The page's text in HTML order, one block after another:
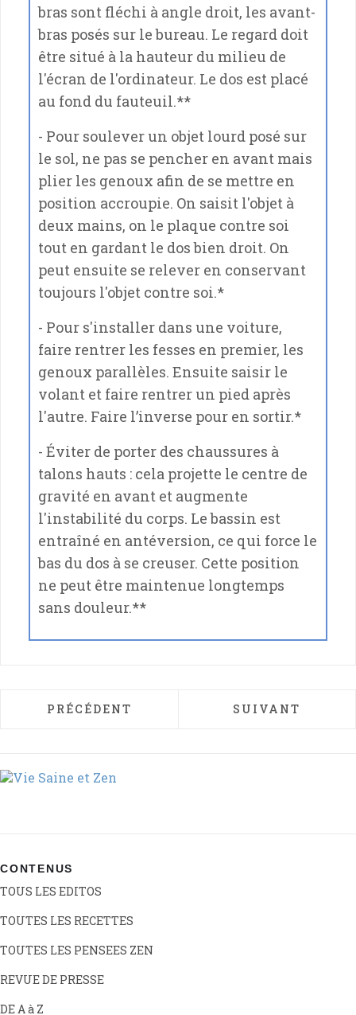
bras sont fléchi à angle droit, les avant-
bras posés sur le bureau. Le regard doit
être situé à la hauteur du milieu de
l'écran de l'ordinateur. Le dos est placé
au fond du fauteuil.**
- Pour soulever un objet lourd posé sur
le sol, ne pas se pencher en avant mais
plier les genoux afin de se mettre en
position accroupie. On saisit l'objet à
deux mains, on le plaque contre soi
tout en gardant le dos bien droit. On
peut ensuite se relever en conservant
toujours l'objet contre soi.*
- Pour s'installer dans une voiture,
faire rentrer les fesses en premier, les
genoux parallèles. Ensuite saisir le
volant et faire rentrer un pied après
l'autre. Faire l’inverse pour en sortir.*
- Éviter de porter des chaussures à
talons hauts : cela projette le centre de
gravité en avant et augmente
l'instabilité du corps. Le bassin est
entraîné en antéversion, ce qui force le
bas du dos à se creuser. Cette position
ne peut être maintenue longtemps
sans douleur.**
ARTICLE PRÉCÉDENT : MANGER SAIN ET
PRÉCÉDENT ARTICLE
SUIVANT
CONTENUS
TOUS LES EDITOS
TOUTES LES RECETTES
TOUTES LES PENSEES ZEN
REVUE DE PRESSE
DE A à Z